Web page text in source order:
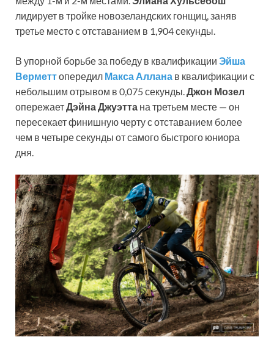
лидирует в тройке новозеландских гонщиц, заняв
третье место с отставанием в 1,904 секунды.
В упорной борьбе за победу в квалификации Эйша
Верметтопередил Макса Аллана в квалификации с
небольшим отрывом в 0,075 секунды.Джон Мозел
опережаетДэйна Джуэтта на третьем месте — он
пересекает финишную черту с отставанием более
чем в четыре секунды от самого быстрого юниора
дня.